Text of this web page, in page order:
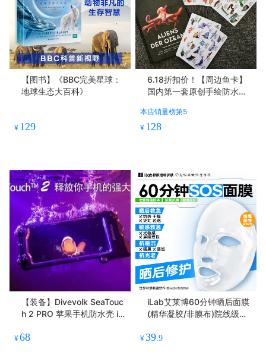
【图书】《BBC完美星球：
地球生态大百科》
¥ 129
6.18折扣价！【周边鱼卡】
国内第一套原创手绘防水鱼
物 附防水手写板
本店销量榜第5
¥ 128
【装备】Divevolk SeaTouc
h 2 PRO 苹果手机防水壳 ip
¥68
iLab艾莱博60分钟晒后面膜
(精华凝胶/非膜布)院线级修
¥39 .9